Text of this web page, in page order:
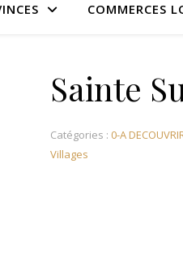
COMMERCES
Sainte
Catégories : 0-A
Villages